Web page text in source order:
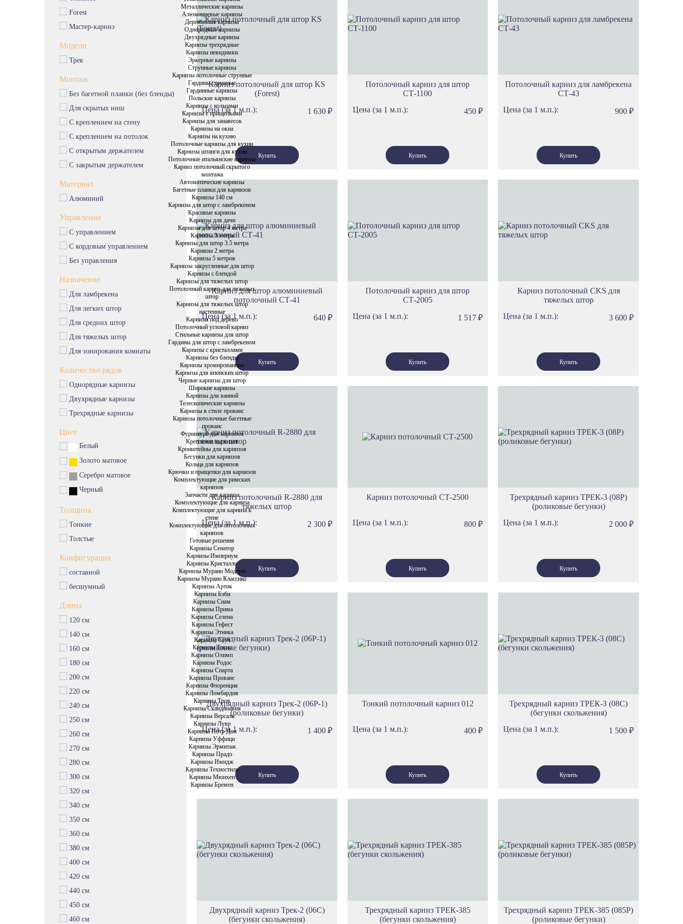
Металлические карнизы
Алюминиевые карнизы
Деревянные карнизы
Однорядные карнизы
Двухрядные карнизы
Карнизы трехрядные
Карнизы невидимки
Эркерные карнизы
Струнные карнизы
Карнизы потолочные струнные
Гардины струнные
Гардинные карнизы
Польские карнизы
Карнизы с кольцами
Карнизы с прищепками
Карнизы для занавесок
Карнизы на окна
Карнизы на кухню
Потолочные карнизы для кухни
Карнизы штанги для кухни
Потолочные итальянские карнизы
Карниз потолочный скрытого
монтажа
Автоматические карнизы
Багетные планки для карнизов
Карнизы 140 см
Карнизы для штор с ламбрекеном
Красивые карнизы
Карнизы для дачи
Карнизы для штор 4 метра
Карнизы 3 метра
Карнизы для штор 3.5 метра
Карнизы 2 метра
Карнизы 5 метров
Карнизы закругленные для штор
Карнизы с блендой
Карнизы для тяжелых штор
Потолочный карниз для тяжелых
штор
Карнизы для тяжелых штор
настенные
Карнизы под дерево
Потолочный угловой карниз
Стильные карнизы для штор
Гардины для штор с ламбрекеном
Карнизы с кристаллами
Карнизы без бленды
Карнизы хромированные
Карнизы для японских штор
Черные карнизы для штор
Широкие карнизы
Карнизы для ванной
Телескопические карнизы
Карнизы в стиле прованс
Карнизы потолочные багетные
прованс
Фурнитура для карнизов
Крепления карнизов
Кронштейны для карнизов
Бегунки для карнизов
Кольца для карнизов
Крючки и прищепки для карнизов
Комплектующие для римских
карнизов
Запчасти для карниза
Комплектующие для карниза
Комплектующие для карниза к
стене
Комплектующие для потолочных
карнизов
Готовые решения
Карнизы Сенатор
Карнизы Империум
Карнизы Кристалло
Карнизы Мурано Модерн
Карнизы Мурано Классико
Карнизы Артик
Карнизы Бэби
Карнизы Сиам
Карнизы Прима
Карнизы Селена
Карнизы Гефест
Карнизы Этника
Карнизы Сеул
Карнизы Токио
Карнизы Олимп
Карнизы Родос
Карнизы Спарта
Карнизы Прованс
Карнизы Флоренция
Карнизы Ломбардия
Карнизы Троя
Карнизы Скандинавия
Карнизы Версаль
Карнизы Лувр
Карнизы Нотр Дам
Карнизы Уффици
Карнизы Эрмитаж
Карнизы Прадо
Карнизы Имидж
Карнизы Техностиль
Карнизы Мюнхен
Карнизы Бремен
Пластиковые карнизы
Металлические карнизы
Деревянные карнизы
Двухрядные карнизы
Карнизы трехрядные
Карнизы невидимки
Эркерные карнизы
Карнизы Олимп
Карнизы Флоренция
Карнизы Ломбардия
Карнизы Нотр Дам
Карнизы Техностиль
Карнизы Бремен
Forest
Мастер-карниз
Модели
Трек
Монтаж
Без багетной планки (без бленды)
Для скрытых ниш
С креплением на стену
С креплением на потолок
С открытым держателем
С закрытым держателем
Материал
Алюминий
Управление
С управлением
С кордовым управлением
Без управления
Назначение
Для ламбрекена
Для легких штор
Для средних штор
Для тяжелых штор
Для зонирования комнаты
Количество рядов
Однорядные карнизы
Двухрядные карнизы
Трехрядные карнизы
Цвет
Белый
Золото матовое
Серебро матовое
Черный
Толщина
Тонкие
Толстые
Конфигурация
составной
бесшумный
Длина
120 см
140 см
160 см
180 см
200 см
220 см
240 см
250 см
260 см
270 см
280 см
300 см
320 см
340 см
350 см
360 см
380 см
400 см
420 см
440 см
450 см
460 см
Карниз потолочный для штор KS
(Forest)
Цена (за 1 м.п.):
1 630 ₽
Потолочный карниз для штор
СТ-1100
Цена (за 1 м.п.):
450₽
Потолочный карниз для ламбрекена
СТ-43
Цена (за 1 м.п.):
900 ₽
Карниз для штор алюминиевый
потолочный СТ-41
Цена (за 1 м.п.):
640 ₽
Потолочный карниз для штор
СТ-2005
Цена (за 1 м.п.):
1 517₽
Карниз потолочный CKS для
тяжелых штор
Цена (за 1 м.п.):
3 600 ₽
Карниз потолочный R-2880 для
тяжелых штор
Цена (за 1 м.п.):
2 300 ₽
Карниз потолочный СТ-2500
Цена (за 1 м.п.): 800₽
Трехрядный карниз ТРЕК-3 (08Р)
(роликовые бегунки)
Цена (за 1 м.п.):
2 000 ₽
Двухрядный карниз Трек-2 (06Р-1)
(роликовые бегунки)
Цена (за 1 м.п.):
1 400 ₽
Тонкий потолочный карниз 012
Цена (за 1 м.п.): 400₽
Трехрядный карниз ТРЕК-3 (08С)
(бегунки скольжения)
Цена (за 1 м.п.):
1 500 ₽
Двухрядный карниз Трек-2 (06С)
(бегунки скольжения)
Трехрядный карниз ТРЕК-385
(бегунки скольжения)
Трехрядный карниз ТРЕК-385 (085Р)
(роликовые бегунки)